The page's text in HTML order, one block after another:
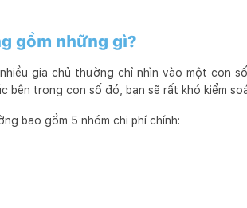
gồm những gì?
gia chủ thường chỉ nhìn vào một con
bên trong con số đó, bạn sẽ rất khó kiểm
bao gồm 5 nhóm chi phí chính: